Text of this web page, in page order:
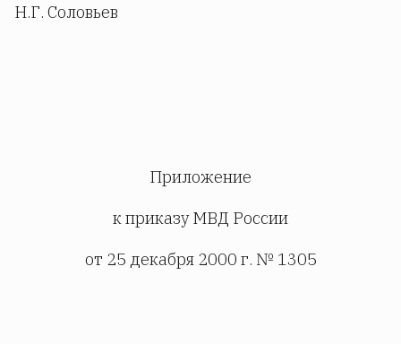
Н.Г. Соловьев
Приложение
к приказу МВД России
от 25 декабря 2000 г. № 1305